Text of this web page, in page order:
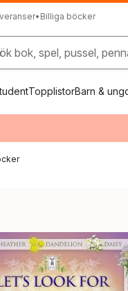
• Billiga böcker
bok, spel, pussel,
TopplistorBarn &